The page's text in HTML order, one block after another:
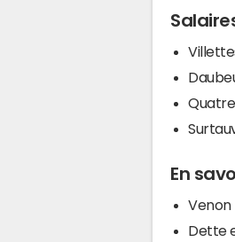
En
Venon
Dette